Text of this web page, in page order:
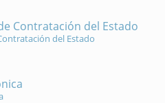
Contratación del Estado
del Estado